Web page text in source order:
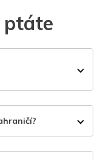
ptáte